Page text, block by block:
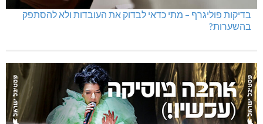
בדיקות פוליגרף – מתי כדאי לבדוק את העובדות ולא להסתפק
בהשערות?